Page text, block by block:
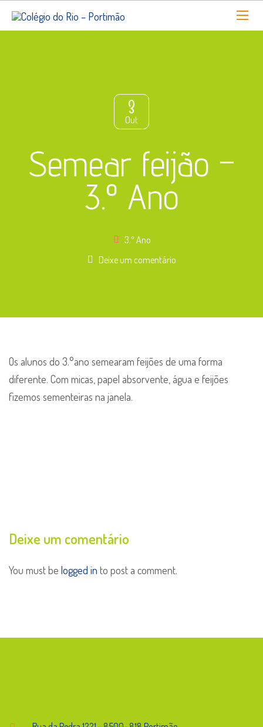
3
Out
Semear feijão –
3.º Ano
3.º Ano
Deixe um comentário
Os alunos do 3.°ano semearam feijões de uma forma
diferente. Com micas, papel absorvente, água e feijões
fizemos sementeiras na janela.
Deixe um comentário
You must be logged in to post a comment.